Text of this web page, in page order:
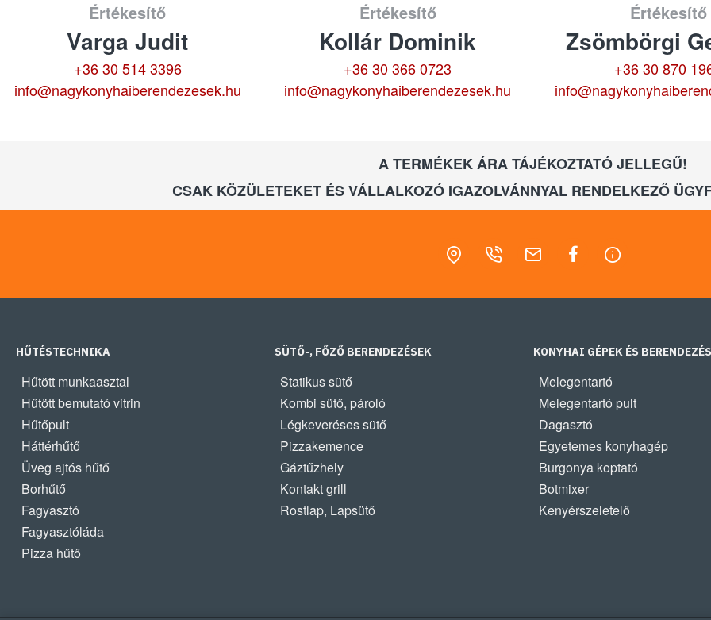
Értékesítő
Varga Judit
+36 30 514 3396
info@nagykonyhaiberendezesek.hu
Értékesítő
Kollár Dominik
+36 30 366 0723
info@nagykonyhaiberendezesek.hu
Értékesítő
Zsömbörgi
+36 30 870
A TERMÉKEK ÁRA TÁJÉKOZTATÓ JELLEGŰ!
CSAK KÖZÜLETEKET ÉS VÁLLALKOZÓ IGAZOLVÁNNYAL RENDELKEZŐ
HŰTÉSTECHNIKA
Hűtött munkaasztal
Hűtött bemutató vitrin
Hűtőpult
Háttérhűtő
Üveg ajtós hűtő
Borhűtő
Fagyasztó
Fagyasztóláda
Pizza hűtő
SÜTŐ-, FŐZŐ BERENDEZÉSEK
Statikus sütő
Kombi sütő, pároló
Légkeveréses sütő
Pizzakemence
Gáztűzhely
Kontakt grill
Rostlap, Lapsütő
KONYHAI GÉPEK ÉS
Melegentartó
Melegentartó pult
Dagasztó
Egyetemes konyhagép
Burgonya koptató
Botmixer
Kenyérszeletelő